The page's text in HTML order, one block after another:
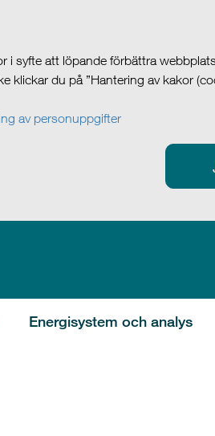
i syfte att löpande förbättra
klickar du på ”Hantering av kakor
av personuppgifter
Energisystem och analys